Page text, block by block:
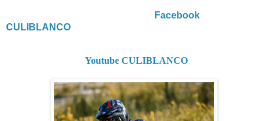
Facebook
CULIBLANCO
Youtube CULIBLANCO